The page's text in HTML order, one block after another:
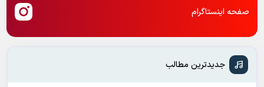
صفحه اینستاگرام
جدیدترین مطالب